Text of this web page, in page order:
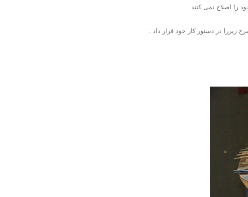
را اصلاح نمی کنند.
زیررا در دستور کار خود قرار داد :